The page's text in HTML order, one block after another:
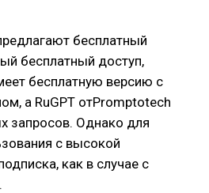
бесплатный
бесплатный доступ,
бесплатную версию с
а RuGPT отPromptotech
запросов. Однако для
с высокой
как в случае с